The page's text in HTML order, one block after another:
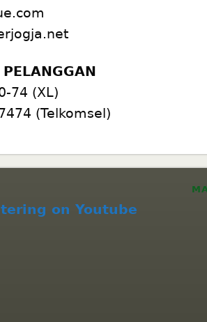
74 (XL)
(Telkomsel)
on Youtube